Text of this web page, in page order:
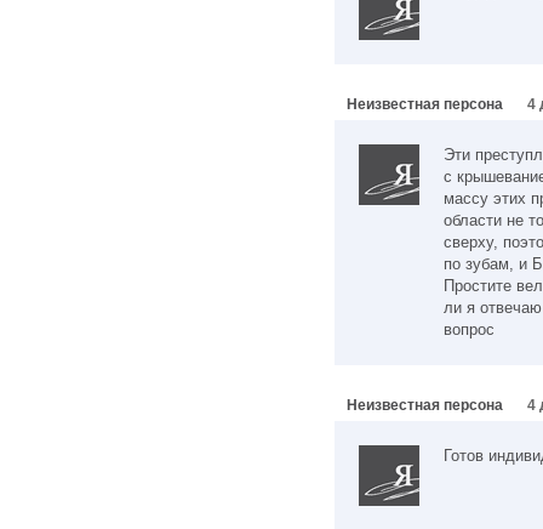
Неизвестная персона 4
Эти
с
массу этих
области не
сверху,
по зубам, и
Простите
ли я
вопрос
Неизвестная персона 4
Готов